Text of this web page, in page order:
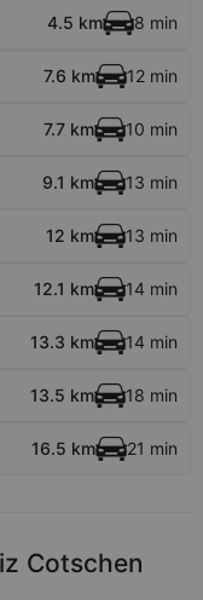
4.5 km 8 min
7.6 km 12 min
7.7 km 10 min
9.1 km 13 min
12 km 13 min
12.1 km 14 min
13.3 km 14 min
13.5 km 18 min
16.5 km 21 min
Cotschen